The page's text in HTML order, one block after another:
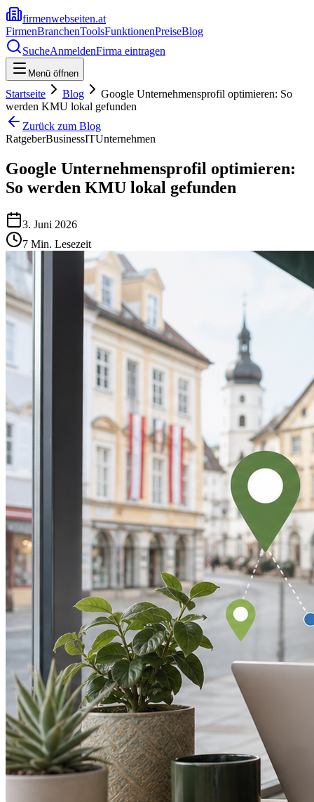
firmenwebseiten.at
FirmenBranchenToolsFunktionenPreiseBlog
SucheAnmeldenFirma eintragen
Menü öffnen
Startseite Blog
Google Unternehmensprofil optimieren: So
werden KMU lokal gefunden
Zurück zum Blog
RatgeberBusinessITUnternehmen
Google Unternehmensprofil optimieren:
So werden KMU lokal gefunden
3. Juni 2026
7 Min. Lesezeit